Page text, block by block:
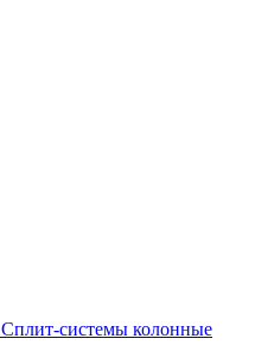
Cплит-системы колонные